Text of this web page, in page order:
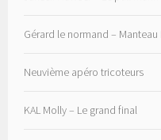
Gérard le normand –
Neuvième apéro tricoteurs
KAL Molly – Le grand final